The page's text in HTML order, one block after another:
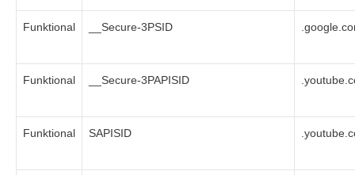
Funktional __Secure-3PSID
Funktional __Secure-3PAPISID
Funktional SAPISID